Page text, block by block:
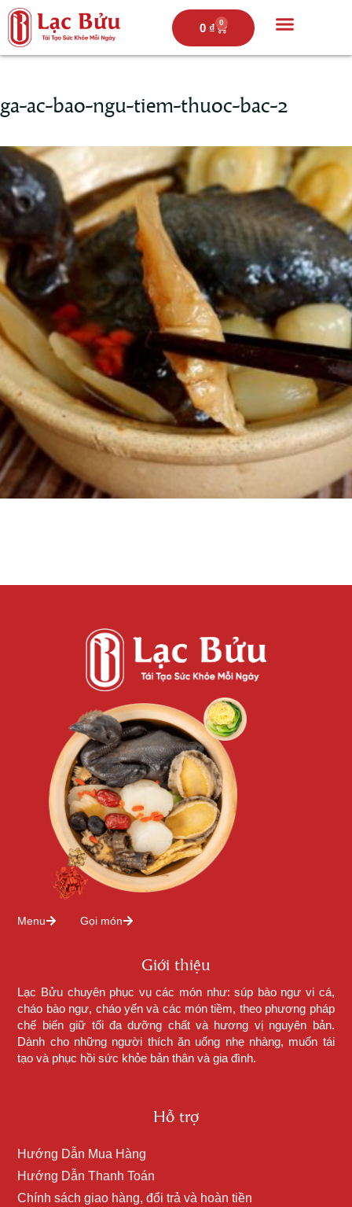
0 ₫ 0
ga-ac-bao-ngu-tiem-thuoc-bac-2
Menu Gọi món
Giới thiệu
Lạc Bửu chuyên phục vụ các món như: súp bào ngư vi cá,
cháo bào ngư, cháo yến và các món tiềm, theo phương pháp
chế biến giữ tối đa dưỡng chất và hương vị nguyên bản.
Dành cho những người thích ăn uống nhẹ nhàng, muốn tái
tạo và phục hồi sức khỏe bản thân và gia đình.
Hỗ trợ
Hướng Dẫn Mua Hàng
Hướng Dẫn Thanh Toán
Chính sách giao hàng, đổi trả và hoàn tiền